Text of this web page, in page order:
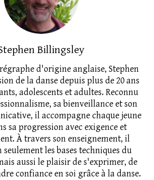
Billingsley
d'origine anglaise, Stephen
de la danse depuis plus de 20 ans
adolescents et adultes. Reconnu
sa bienveillance et son
il accompagne chaque jeune
sa progression avec exigence et
À travers son enseignement, il
les bases techniques du
aussi le plaisir de s'exprimer, de
confiance en soi grâce à la danse.